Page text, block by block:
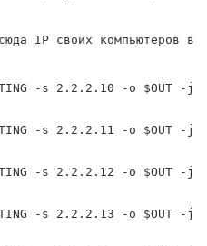
IP своих компьютеров в
-s 2.2.2.10 -o $OUT -j
-s 2.2.2.11 -o $OUT -j
-s 2.2.2.12 -o $OUT -j
-s 2.2.2.13 -o $OUT -j